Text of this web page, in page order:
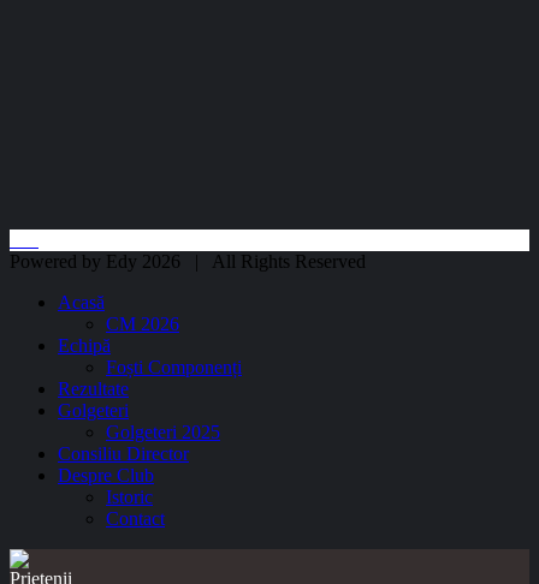
Powered by Edy 2026 | All Rights Reserved
Acasă
CM 2026
Echipă
Foști Componenți
Rezultate
Golgeteri
Golgeteri 2025
Consiliu Director
Despre Club
Istoric
Contact